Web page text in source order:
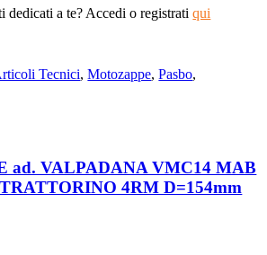
dedicati a te? Accedi o registratiqui
Tecnici,Motozappe,Pasbo,
ad. VALPADANA VMC14 MAB
4RM D=154mm